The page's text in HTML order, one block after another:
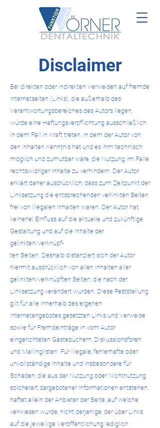
Disclaimer
Bei direkten oder indirekten Verweisen auf fremde
Internetseiten (Links), die außerhalb des
Verantwortungsbereiches des Autors liegen,
würde eine Haftungsverpflichtung ausschließlich
in dem Fall in Kraft treten, in dem der Autor von
den Inhalten Kenntnis hat und es ihm technisch
möglich und zumutbar wäre, die Nutzung im Falle
rechtswidriger Inhalte zu verhindern. Der Autor
erklärt daher ausdrücklich, dass zum Zeitpunkt der
Linksetzung die entsprechenden verlinkten Seiten
frei von illegalen Inhalten waren. Der Autor hat
keinerlei Einfluss auf die aktuelle und zukünftige
Gestaltung und auf die Inhalte der
gelinkten/verknüpf-
ten Seiten. Deshalb distanziert sich der Autor
hiermit ausdrücklich von allen Inhalten aller
gelinkten/verknüpften Seiten, die nach der
Linksetzung verändert wurden. Diese Feststellung
gilt für alle innerhalb des eigenen
Internetangebotes gesetzten Links und Verweise
sowie für Fremdeinträge in vom Autor
eingerichteten Gästebüchern, Diskussionsforen
und Mailinglisten. Für illegale, fehlerhafte oder
unvollständige Inhalte und insbesondere für
Schäden, die aus der Nutzung oder Nichtnutzung
solcherart dargebotener Informationen entstehen,
haftet allein der Anbieter der Seite, auf welche
verwiesen wurde, nicht derjenige, der über Links
auf die jeweilige Veröffentlichung lediglich